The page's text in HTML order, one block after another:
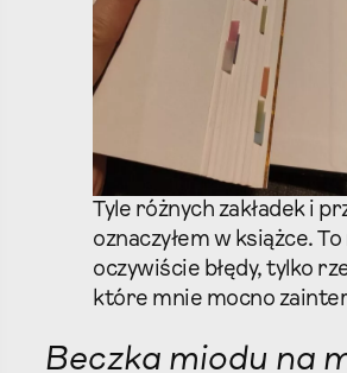
Tyle różnych zakładek i
oznaczyłem w książce. To
oczywiście błędy, tylko
które mnie mocno
Beczka miodu na